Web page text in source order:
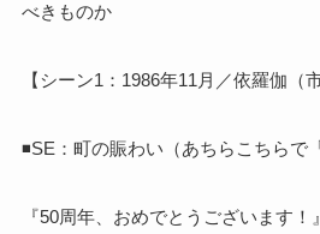
べきものか
【シーン1：1986年11月／依羅伽（
◾️SE：町の賑わい（あちらこちらで
『50周年、おめでとうございます！』